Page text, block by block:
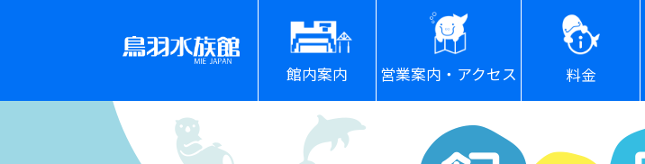
館内案内 営業案内・アクセス 料金